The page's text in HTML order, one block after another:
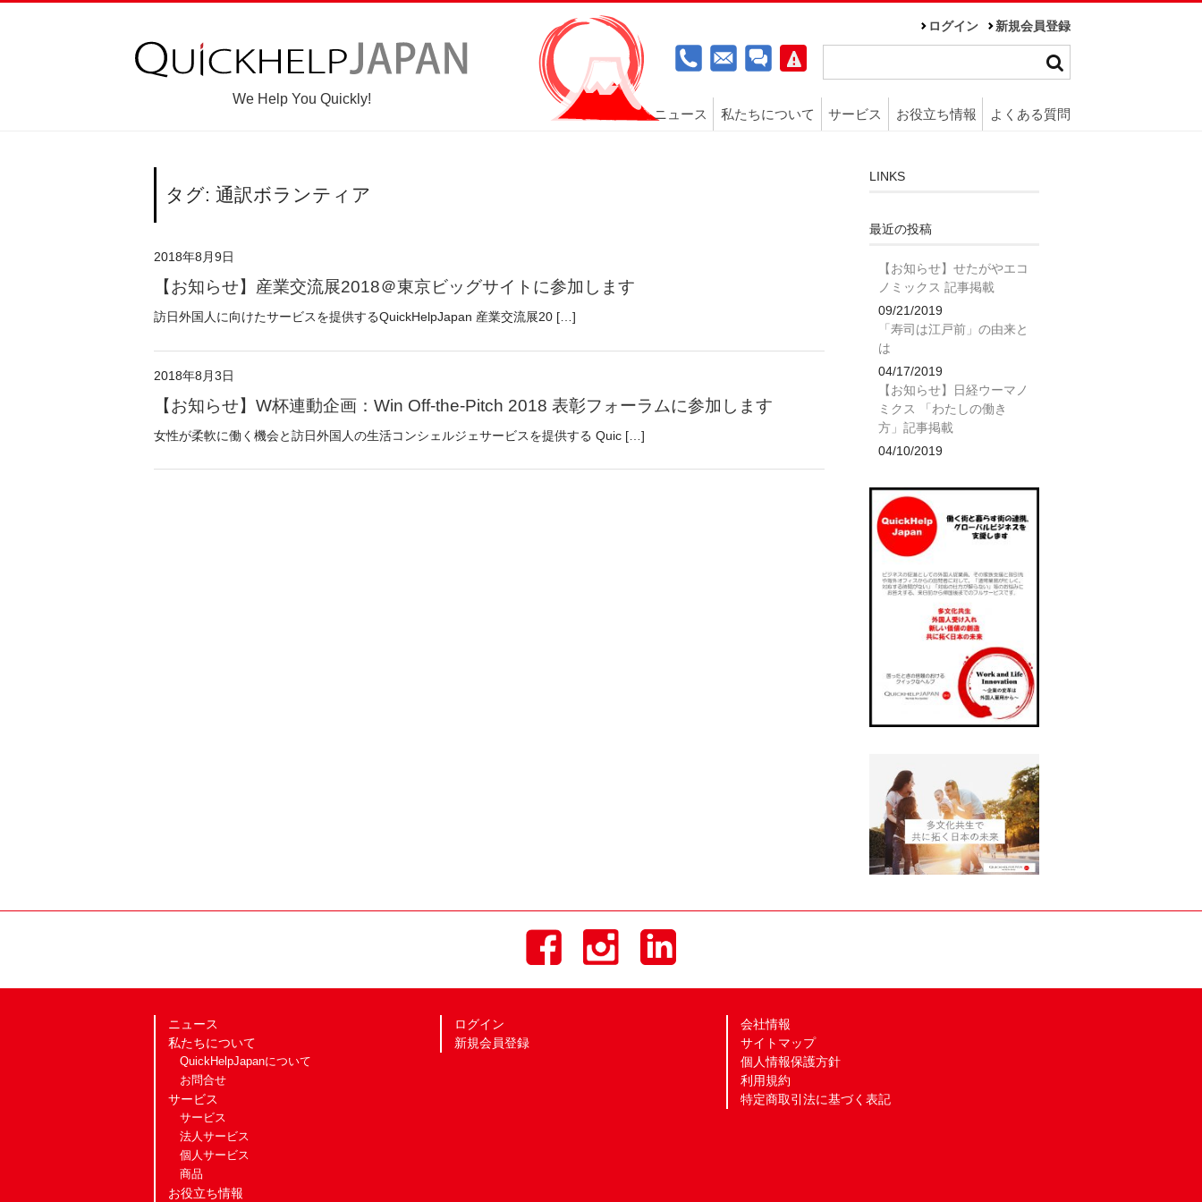
We Help You Quickly!
ログイン 新規会員登録
ニュース 私たちについて サービス お役立ち情報 よくある質問
タグ: 通訳ボランティア
2018年8月9日
【お知らせ】産業交流展2018＠東京ビッグサイトに参加します
訪日外国人に向けたサービスを提供するQuickHelpJapan 産業交流展20 […]
2018年8月3日
【お知らせ】W杯連動企画：Win Off-the-Pitch 2018 表彰フォーラムに参加します
女性が柔軟に働く機会と訪日外国人の生活コンシェルジェサービスを提供する Quic […]
LINKS
最近の投稿
【お知らせ】せたがやエコ
ノミックス 記事掲載
09/21/2019
「寿司は江戸前」の由来と
は
04/17/2019
【お知らせ】日経ウーマノ
ミクス 「わたしの働き
方」記事掲載
04/10/2019
ニュース
私たちについて
QuickHelpJapanについて
お問合せ
サービス
サービス
法人サービス
個人サービス
商品
お役立ち情報
ログイン
新規会員登録
会社情報
サイトマップ
個人情報保護方針
利用規約
特定商取引法に基づく表記